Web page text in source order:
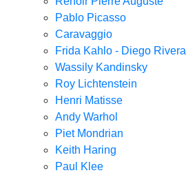
Pablo Picasso
Caravaggio
Frida Kahlo - Diego Rivera
Wassily Kandinsky
Roy Lichtenstein
Henri Matisse
Andy Warhol
Piet Mondrian
Keith Haring
Paul Klee